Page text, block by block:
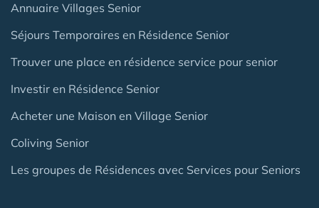
Annuaire Villages Senior
Séjours Temporaires en Résidence Senior
Trouver une place en résidence service pour senior
Investir en Résidence Senior
Acheter une Maison en Village Senior
Coliving Senior
Les groupes de Résidences avec Services pour Seniors